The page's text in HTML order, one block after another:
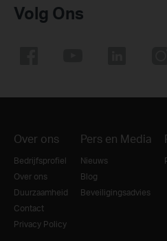
Volg Ons
Over ons
Bedrijfsprofiel
Over ons
Duurzaamheid
Contact
Privacy Policy
Pers en Media
Nieuws
Blog
Beveiligingsadvies